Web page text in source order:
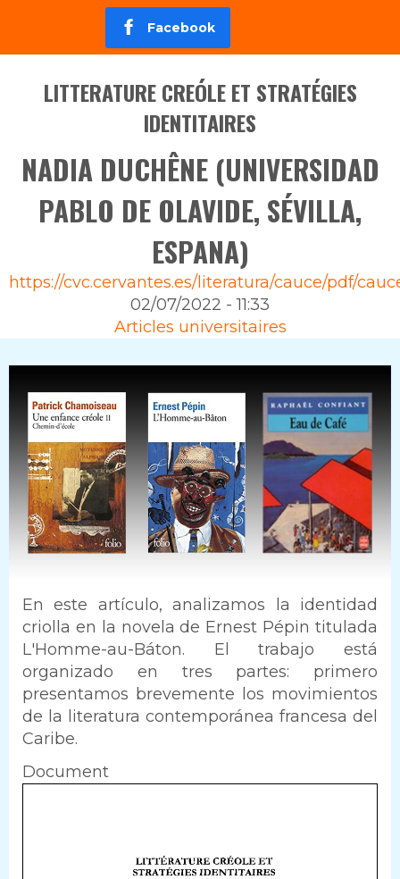
Facebook
LITTERATURE CREÓLE ET STRATÉGIES
IDENTITAIRES
NADIA DUCHÊNE (UNIVERSIDAD
PABLO DE OLAVIDE, SÉVILLA,
ESPANA)
Source
https://cvc.cervantes.es/literatura/cauce/pdf/
02/07/2022 - 11:33
Articles universitaires
Intro
En este artículo, analizamos la identidad
criolla en la novela de Ernest Pépin titulada
L'Homme-au-Báton. El trabajo está
organizado en tres partes: primero
presentamos brevemente los movimientos
de la literatura contemporánea francesa del
Caribe.
Document